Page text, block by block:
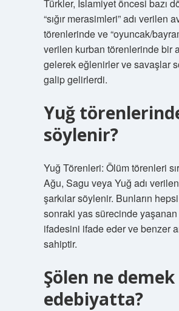
Türkler, İslamiyet öncesi bazı
“sığır merasimleri” adı verilen
törenlerinde ve “oyuncak/
verilen kurban törenlerinde bir
gelerek eğlenirler ve savaşlar
galip gelirlerdi.
Yuğ
söylenir?
Yuğ Törenleri: Ölüm törenleri
Ağu, Sagu veya Yuğ adı
şarkılar söylenir. Bunların
sonraki yas sürecinde yaşanan
ifadesini ifade eder ve benzer
sahiptir.
Şölen ne demek
edebiyatta?